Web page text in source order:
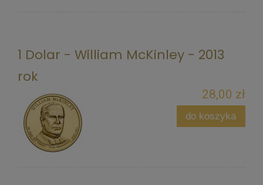
1 Dolar - William McKinley - 2013
rok
28,00 zł
do koszyka